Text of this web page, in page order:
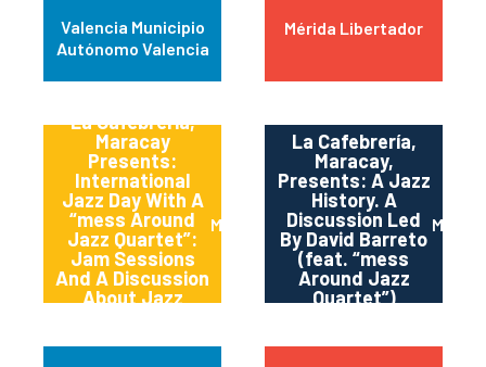
Valencia Municipio
Autónomo Valencia
Mérida Libertador
La Cafebrería,
Maracay
Presents:
International
Jazz Day With A
“mess Around
Jazz Quartet”:
Jam Sessions
And A Discussion
About Jazz
Maracay
La Cafebrería,
Maracay,
Presents: A Jazz
History. A
Discussion Led
By David Barreto
(feat. “mess
Around Jazz
Quartet”)